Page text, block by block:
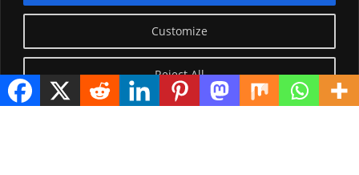
Customize
Reject All
1219628